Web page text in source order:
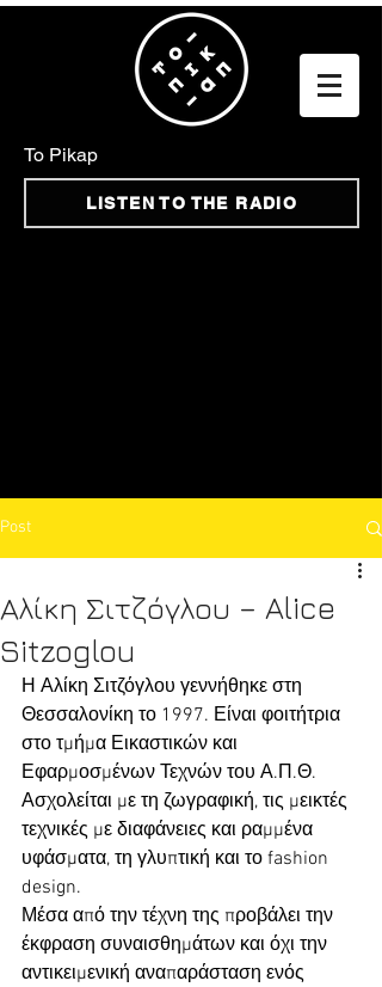
To Pikap
LISTEN TO THE RADIO
Post
Αλίκη Σιτζόγλου – Alice
Sitzoglou
Η Αλίκη Σιτζόγλου γεννήθηκε στη
Θεσσαλονίκη το 1997. Είναι φοιτήτρια
στο τμήμα Εικαστικών και
Εφαρμοσμένων Τεχνών του Α.Π.Θ.
Ασχολείται με τη ζωγραφική, τις μεικτές
τεχνικές με διαφάνειες και ραμμένα
υφάσματα, τη γλυπτική και το fashion
design.
Μέσα από την τέχνη της προβάλει την
έκφραση συναισθημάτων και όχι την
αντικειμενική αναπαράσταση ενός